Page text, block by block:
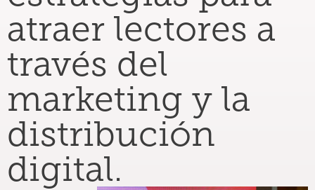
atraer lectores a
través del
marketing y la
distribución
digital.